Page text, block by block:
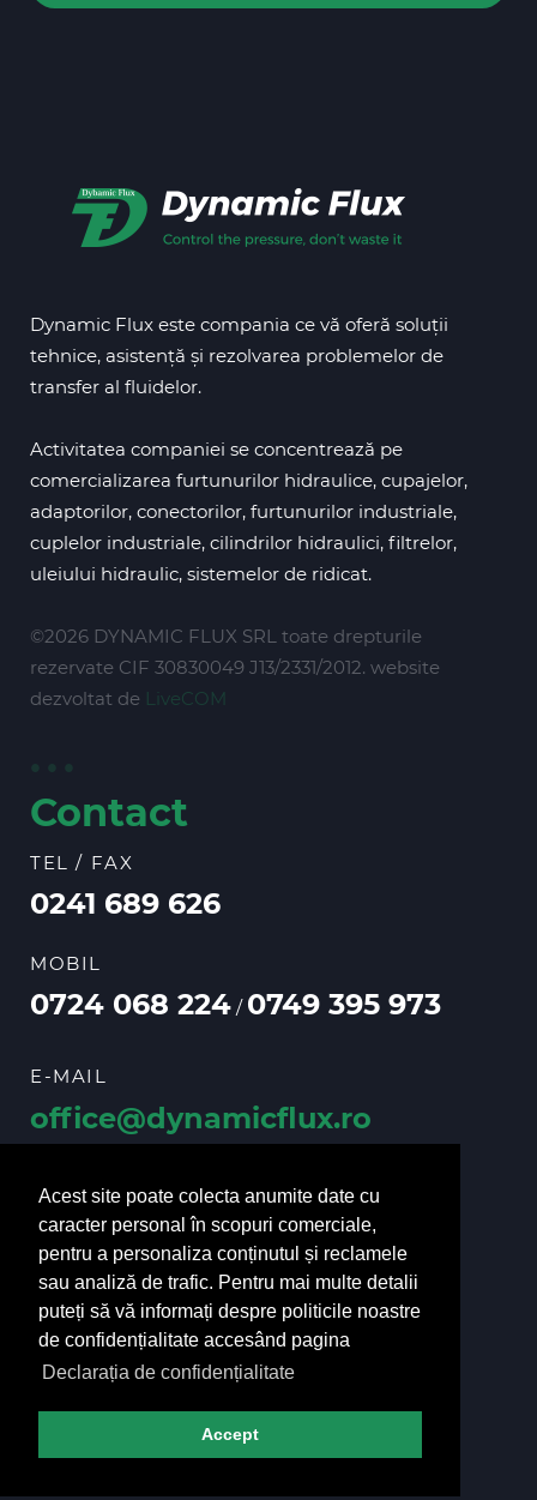
Acest site poate colecta anumite date cu
caracter personal în scopuri comerciale,
pentru a personaliza conținutul și reclamele
sau analiză de trafic. Pentru mai multe detalii
puteți să vă informați despre politicile noastre
de confidențialitate accesând pagina
Declarația de confidențialitate
Accept
Dynamic Flux este compania ce vă oferă soluții
tehnice, asistență și rezolvarea problemelor de
transfer al fluidelor.
Activitatea companiei se concentrează pe
comercializarea furtunurilor hidraulice, cupajelor,
adaptorilor, conectorilor, furtunurilor industriale,
cuplelor industriale, cilindrilor hidraulici, filtrelor,
uleiului hidraulic, sistemelor de ridicat.
©2026 DYNAMIC FLUX SRL toate drepturile
rezervate CIF 30830049 J13/2331/2012. website
dezvoltat de LiveCOM
Contact
TEL / FAX
0241 689 626
MOBIL
0724 068 224 / 0749 395 973
E-MAIL
office@dynamicflux.ro
URMĂRIȚI-NE